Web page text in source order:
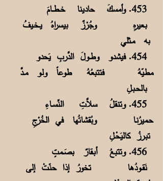
453. وأمسكَ حادينا خــطـــامَ
بـعيرهِ وجُرْزٌ بيسراهُ يــخـيفُ
به مـثلي
454. فيشدو وطــولَ الدَّربِ يَحدو
مطيّهُ فتتبعُهُ طوعاً ولـو مــدَّ
بالحـبـلِ
455. وتنقلُ سلاَّتِ النِّســاءِ
حـميرُنـا وبُقشاتُها في الخُرْجِ
تبـرزُ كاليَحْـلِ
456. وتتبعُ أبـقارٌ بصَــمتٍ
نَقــودُها تخورُ إذا حنّتْ إلى